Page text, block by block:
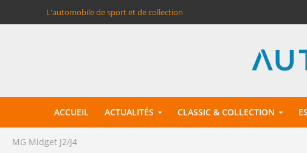
L'automobile de sport et de collection
ACCUEIL ACTUALITÉS CLASSIC & COLLECTION
MG Midget J2/J4